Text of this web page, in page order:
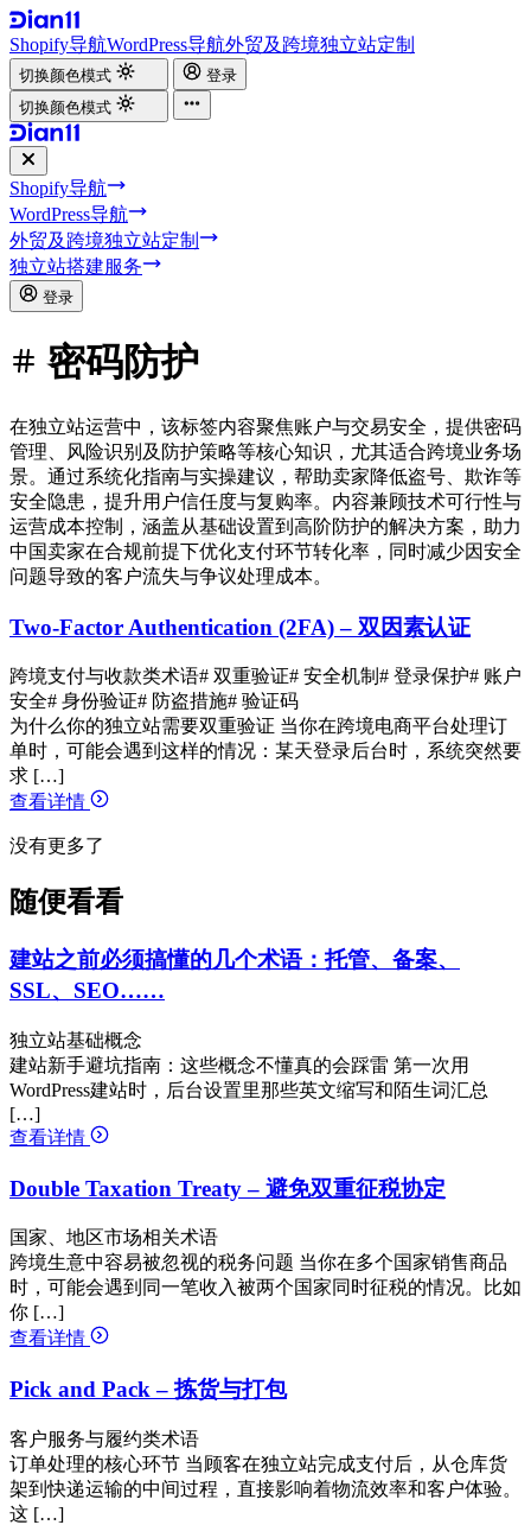
Shopify导航WordPress导航外贸及跨境独立站定制
切换颜色模式
登录
切换颜色模式
Shopify导航
WordPress导航
外贸及跨境独立站定制
独立站搭建服务
登录
密码防护
在独立站运营中，该标签内容聚焦账户与交易安全，提供密码
管理、风险识别及防护策略等核心知识，尤其适合跨境业务场
景。通过系统化指南与实操建议，帮助卖家降低盗号、欺诈等
安全隐患，提升用户信任度与复购率。内容兼顾技术可行性与
运营成本控制，涵盖从基础设置到高阶防护的解决方案，助力
中国卖家在合规前提下优化支付环节转化率，同时减少因安全
问题导致的客户流失与争议处理成本。
Two-Factor Authentication (2FA) – 双因素认证
跨境支付与收款类术语# 双重验证# 安全机制 # 登录保护# 账户
安全# 身份验证# 防盗措施# 验证码
为什么你的独立站需要双重验证 当你在跨境电商平台处理订
单时，可能会遇到这样的情况：某天登录后台时，系统突然要
求 […]
查看详情
没有更多了
随便看看
建站之前必须搞懂的几个术语：托管、备案、
SSL、SEO……
独立站基础概念
建站新手避坑指南：这些概念不懂真的会踩雷 第一次用
WordPress建站时，后台设置里那些英文缩写和陌生词汇总
[…]
查看详情
Double Taxation Treaty – 避免双重征税协定
国家、地区市场相关术语
跨境生意中容易被忽视的税务问题 当你在多个国家销售商品
时，可能会遇到同一笔收入被两个国家同时征税的情况。比如
你 […]
查看详情
Pick and Pack – 拣货与打包
客户服务与履约类术语
订单处理的核心环节 当顾客在独立站完成支付后，从仓库货
架到快递运输的中间过程，直接影响着物流效率和客户体验。
这 […]